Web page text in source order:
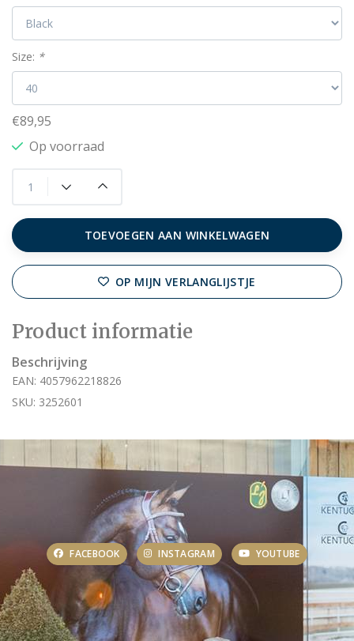
Size: *
€89,95
Op voorraad
TOEVOEGEN AAN WINKELWAGEN
OP MIJN VERLANGLIJSTJE
Product informatie
Beschrijving
EAN: 4057962218826
SKU: 3252601
FACEBOOK INSTAGRAM YOUTUBE